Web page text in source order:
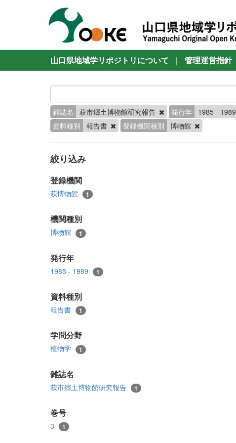
山口県地域学リポジトリについて | 管理運営指針
雑誌名 萩市郷土博物館研究報告 発行年
1985 - 1989
資料種別
報告書 登録機関種別 博物館
絞り込み
登録機関
萩博物館 1
機関種別
博物館 1
発行年
1985 - 1989 1
資料種別
報告書 1
学問分野
植物学 1
雑誌名
萩市郷土博物館研究報告 1
巻号
3 1